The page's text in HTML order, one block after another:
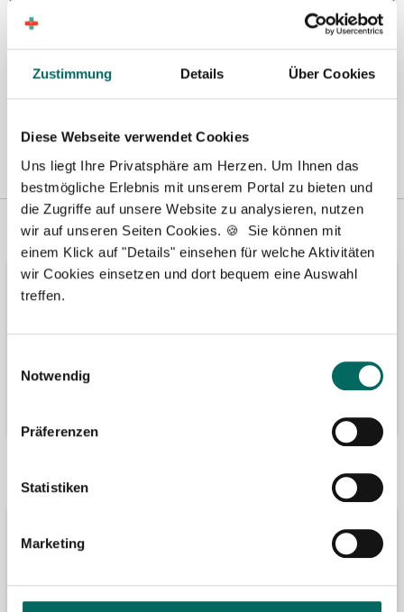
Zustimmung Details Über Cookies
Diese Webseite verwendet Cookies
Uns liegt Ihre Privatsphäre am Herzen. Um Ihnen das
bestmögliche Erlebnis mit unserem Portal zu bieten und
die Zugriffe auf unsere Website zu analysieren, nutzen
wir auf unseren Seiten Cookies. 🍪 Sie können mit
einem Klick auf "Details" einsehen für welche Aktivitäten
wir Cookies einsetzen und dort bequem eine Auswahl
treffen.
Notwendig
Präferenzen
Statistiken
Marketing
Vertreten in Wir fördern
Kooperation mit